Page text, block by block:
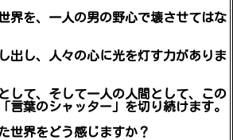
界を、一人の男の野心で壊させてはな
出し、人々の心に光を灯す力がありま
して、そして一人の人間として、この
言葉のシャッター」を切り続けます。
世界をどう感じますか？